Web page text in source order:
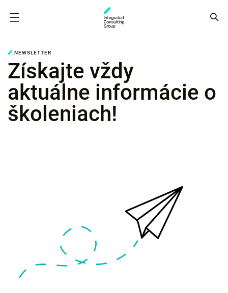
NEWSLETTER
Získajte vždy
aktuálne informácie o
školeniach!